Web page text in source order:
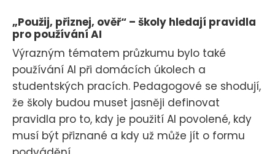
„Použij, přiznej, ověř“ – školy hledají pravidla
pro používání AI
Výrazným tématem průzkumu bylo také
používání AI při domácích úkolech a
studentských pracích. Pedagogové se shodují,
že školy budou muset jasněji definovat
pravidla pro to, kdy je použití AI povolené, kdy
musí být přiznané a kdy už může jít o formu